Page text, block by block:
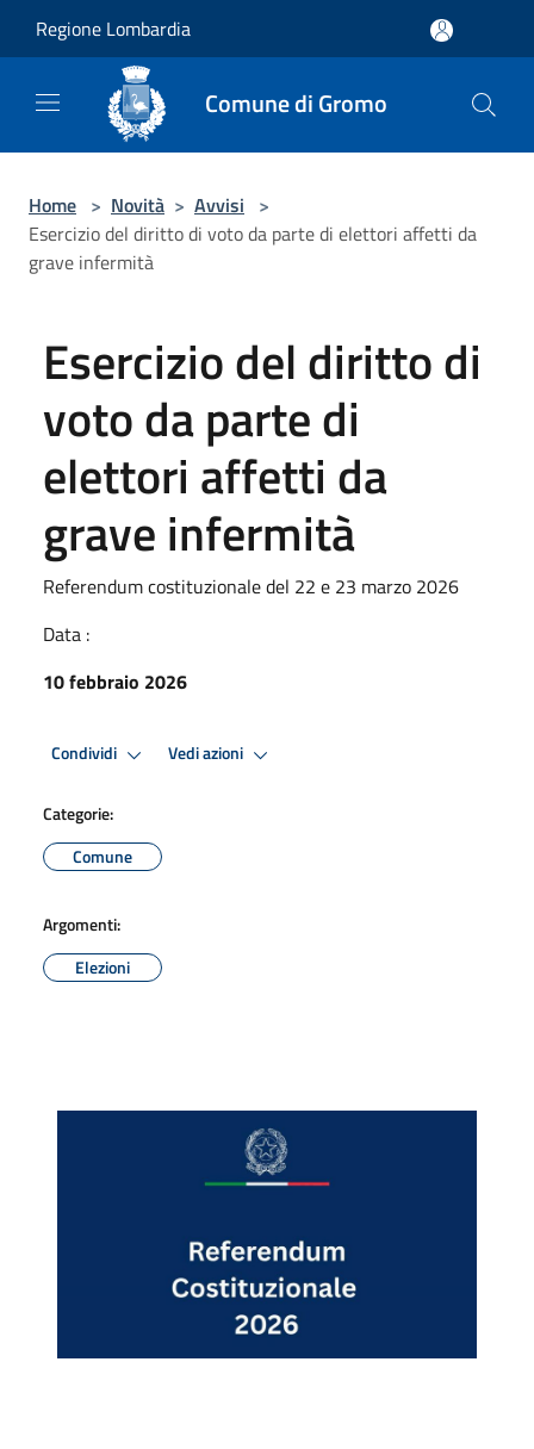
Regione Lombardia
Comune di Gromo
Home > Novità > Avvisi >
Esercizio del diritto di voto da parte di elettori affetti da
grave infermità
Esercizio del diritto di
voto da parte di
elettori affetti da
grave infermità
Referendum costituzionale del 22 e 23 marzo 2026
Data :
10 febbraio 2026
Condividi Vedi azioni
Categorie:
Comune
Argomenti:
Elezioni